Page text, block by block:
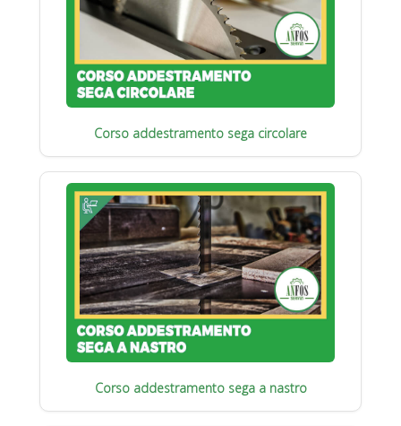
Corso addestramento sega circolare
Corso addestramento sega a nastro